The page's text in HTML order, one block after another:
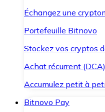
Échangez une
Portefeuille Bitnovo
Stockez vos cryptos
Achat récurrent (DCA)
Accumulez petit à
Bitnovo Pay